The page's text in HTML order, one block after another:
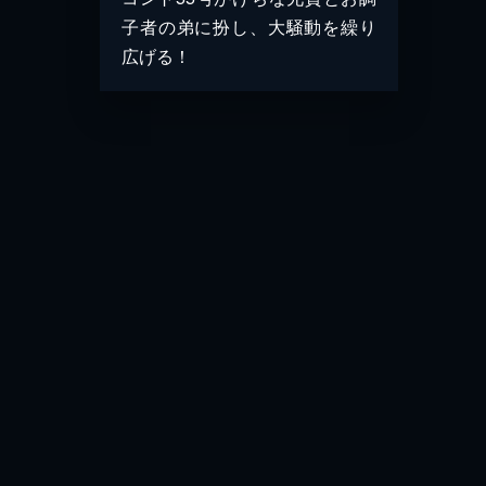
子者の弟に扮し、大騒動を繰り
広げる！